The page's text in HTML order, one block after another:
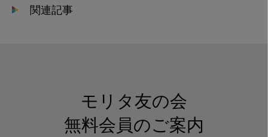
関連記事
モリタ友の会
無料会員のご案内